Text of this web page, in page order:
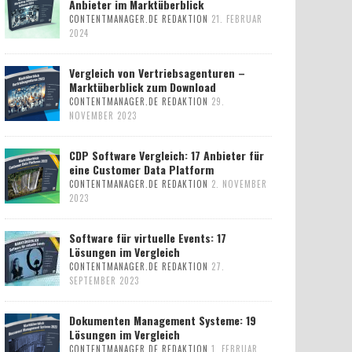
Anbieter im Marktüberblick
CONTENTMANAGER.DE REDAKTION 21. FEBRUAR
2024
Vergleich von Vertriebsagenturen –
Marktüberblick zum Download
CONTENTMANAGER.DE REDAKTION 29.
NOVEMBER 2023
CDP Software Vergleich: 17 Anbieter für
eine Customer Data Platform
CONTENTMANAGER.DE REDAKTION 2. NOVEMBER
2023
Software für virtuelle Events: 17
Lösungen im Vergleich
CONTENTMANAGER.DE REDAKTION 27.
SEPTEMBER 2023
Dokumenten Management Systeme: 19
Lösungen im Vergleich
CONTENTMANAGER.DE REDAKTION 1. FEBRUAR